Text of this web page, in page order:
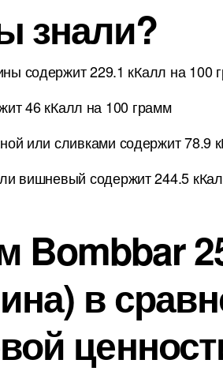
знали?
содержит 229.1 кКалл на 100
46 кКалл на 100 грамм
или сливками содержит 78.9
вишневый содержит 244.5
в